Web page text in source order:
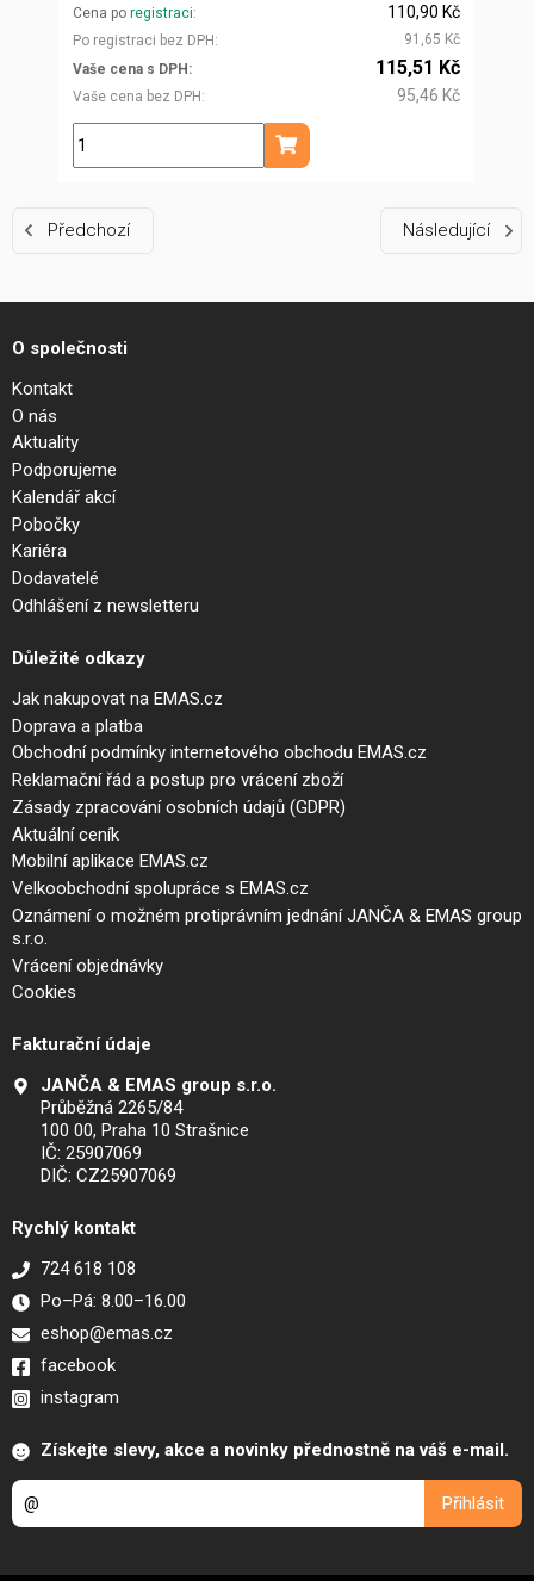
Cena po registraci
Po registraci bez DPH
110,90 Kč
91,65 Kč
Vaše cena s DPH
Vaše cena bez DPH
115,51 Kč
95,46 Kč
ks
Přidat do košíku
Předchozí Následující
O společnosti
Kontakt
O nás
Aktuality
Podporujeme
Kalendář akcí
Pobočky
Kariéra
Dodavatelé
Odhlášení z newsletteru
Důležité odkazy
Jak nakupovat na EMAS.cz
Doprava a platba
Obchodní podmínky internetového obchodu EMAS.cz
Reklamační řád a postup pro vrácení zboží
Zásady zpracování osobních údajů (GDPR)
Aktuální ceník
Mobilní aplikace EMAS.cz
Velkoobchodní spolupráce s EMAS.cz
Oznámení o možném protiprávním jednání JANČA & EMAS group
s.r.o.
Vrácení objednávky
Cookies
Fakturační údaje
JANČA & EMAS group s.r.o.
Průběžná 2265/84
100 00, Praha 10 Strašnice
IČ: 25907069
DIČ: CZ25907069
Rychlý kontakt
724 618 108
Po–Pá: 8.00–16.00
eshop@emas.cz
facebook
instagram
Získejte slevy, akce a novinky přednostně na váš e-mail.